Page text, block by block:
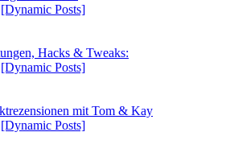
[Dynamic Posts]
Hacks & Tweaks:
[Dynamic Posts]
mit Tom & Kay
[Dynamic Posts]